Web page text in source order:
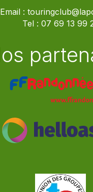
Email :
Tel : 07 69 13 99